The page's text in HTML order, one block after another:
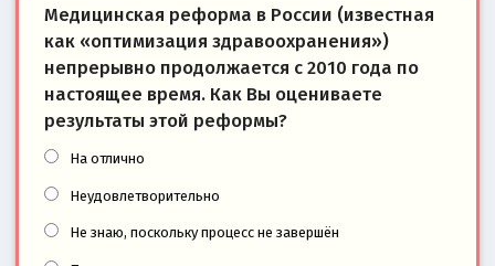
Медицинская реформа в России (известная
как «оптимизация здравоохранения»)
непрерывно продолжается с 2010 года по
настоящее время. Как Вы оцениваете
результаты этой реформы?
На отлично
Неудовлетворительно
Не знаю, поскольку процесс не завершён